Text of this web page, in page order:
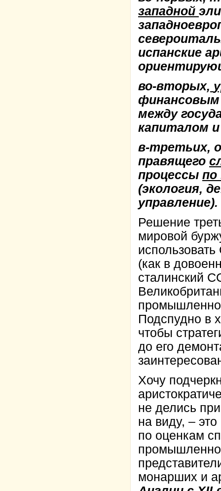
западной
испанские
во-вторых,
между
капиталом
в-третьих,
правящего
процессы по
(экология,
управление).
Решение
мировой
(как в
сталинский
Подспудно в
чтобы
до его
Хочу
не делись
на виду, –
по оценкам
монарших и